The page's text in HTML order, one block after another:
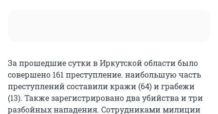
За прошедшие сутки в Иркутской области было
совершено 161 преступление. наибольшую часть
преступлений составили кражи (64) и грабежи
(13). Также зарегистрировано два убийства и три
разбойных нападения. Сотрудниками милиции